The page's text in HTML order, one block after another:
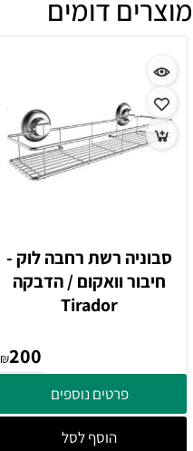
מוצרים דומים
סבוניה רשת רחבה לוק -
חיבור וואקום / הדבקה
Tirador
₪200
פרטים נוספים
הוסף לסל